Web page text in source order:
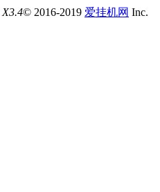
X3.4© 2016-2019 爱挂机网 Inc.